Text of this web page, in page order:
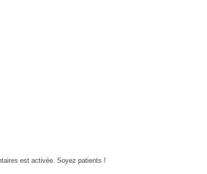
est activée. Soyez patients !